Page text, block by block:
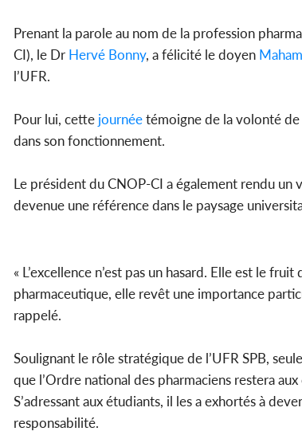
Prenant la parole au nom de la profession
CI), le Dr Hervé Bonny, a félicité le doyen
l’UFR.
Pour lui, cette journéetémoigne de la volonté
dans son fonctionnement.
Le président du CNOP-CI a également rendu
devenue une référence dans le paysage
« L’excellence n’est pas un hasard. Elle est le
pharmaceutique, elle revêt une importance
rappelé.
Soulignant le rôle stratégique de l’UFR SPB,
que l’Ordre national des pharmaciens restera
S’adressant aux étudiants, il les a exhortés à
responsabilité.